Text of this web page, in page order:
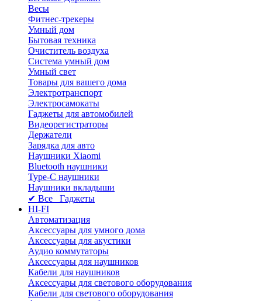
Весы
Фитнес-трекеры
Умный дом
Бытовая техника
Очиститель воздуха
Система умный дом
Умный свет
Товары для вашего дома
Электротранспорт
Электросамокаты
Гаджеты для автомобилей
Видеорегистраторы
Держатели
Зарядка для авто
Наушники Xiaomi
Bluetooth наушники
Type-C наушники
Наушники вкладыши
✔ Все Гаджеты
HI-FI
Автоматизация
Аксессуары для умного дома
Аксессуары для акустики
Аудио коммутаторы
Аксессуары для наушников
Кабели для наушников
Аксессуары для светового оборудования
Кабели для светового оборудования